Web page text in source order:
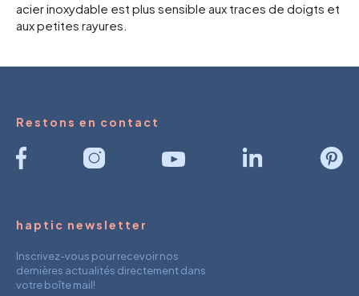
acier inoxydable est plus sensible aux traces de doigts et
aux petites rayures.
Restons en contact
haptic newsletter
Inscrivez-vous pour recevoir nos
dernières actualités directement dans
votre boîte mail!